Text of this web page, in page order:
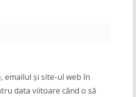
emailul și site-ul web în
data viitoare când o să